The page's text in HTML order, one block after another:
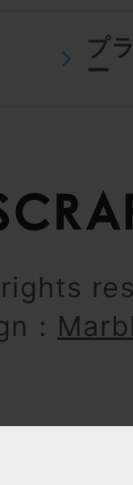
プ
ー
rights
：